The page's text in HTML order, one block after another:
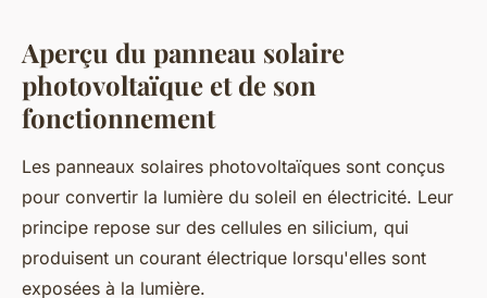
Aperçu du panneau solaire
photovoltaïque et de son
fonctionnement
Les panneaux solaires photovoltaïques sont conçus
pour convertir la lumière du soleil en électricité. Leur
principe repose sur des cellules en silicium, qui
produisent un courant électrique lorsqu'elles sont
exposées à la lumière.